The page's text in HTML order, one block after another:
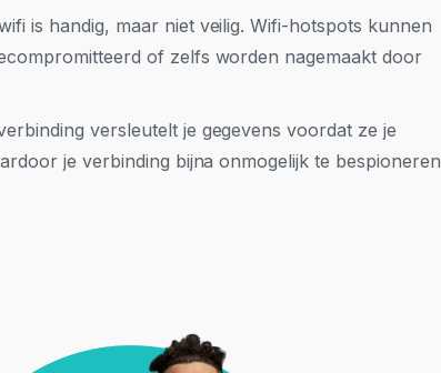
is handig, maar niet veilig. Wifi-hotspots kunnen
of zelfs worden nagemaakt door
versleutelt je gegevens voordat ze je
je verbinding bijna onmogelijk te bespioneren